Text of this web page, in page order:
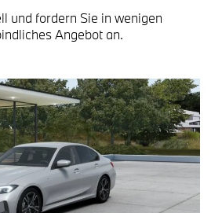
und fordern Sie in wenigen
Angebot an.